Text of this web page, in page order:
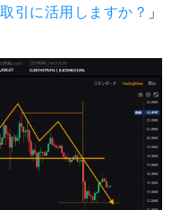
引に活用しますか？ 」